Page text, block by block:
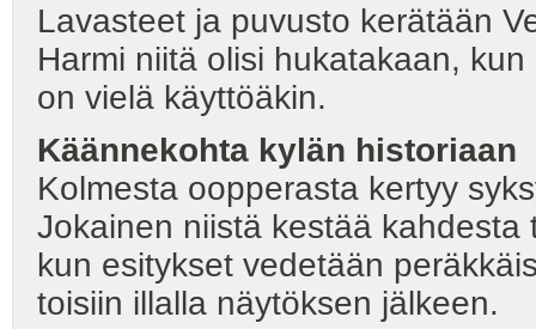
Lavasteet ja puvusto kerätään
Harmi niitä olisi hukatakaan,
on vielä käyttöäkin.
Käännekohta kylän historiaan
Kolmesta oopperasta kertyy
Jokainen niistä kestää
kun esitykset vedetään
toisiin illalla näytöksen jälkeen.